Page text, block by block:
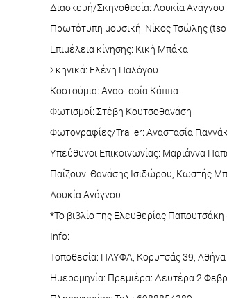
Διασκευή/Σκηνοθεσία: Λουκία Ανάγνου
Πρωτότυπη μουσική: Νίκος Τσώλης
Επιμέλεια κίνησης: Κική Μπάκα
Σκηνικά: Ελένη Παλόγου
Κοστούμια: Αναστασία Κάππα
Φωτισμοί: Στέβη Κουτσοθανάση
Φωτογραφίες/Trailer: Αναστασία
Υπεύθυνοι Επικοινωνίας: Μαριάννα
Παίζουν: Θανάσης Ισιδώρου, Κωστής
Λουκία Ανάγνου
*Το βιβλίο της Ελευθερίας Παπουτσάκη
Info:
Τοποθεσία: ΠΛΥΦΑ, Κορυτσάς 39, Αθήνα
Ημερομηνία: Πρεμιέρα: Δευτέρα 2